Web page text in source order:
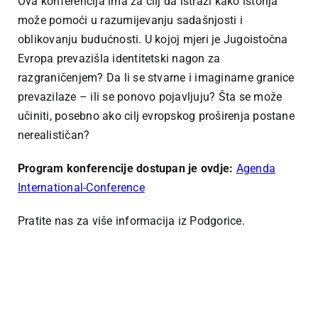
može pomoći u razumijevanju sadašnjosti i
oblikovanju budućnosti. U kojoj mjeri je Jugoistočna
Evropa prevazišla identitetski nagon za
razgraničenjem? Da li se stvarne i imaginarne granice
prevazilaze – ili se ponovo pojavljuju? Šta se može
učiniti, posebno ako cilj evropskog proširenja postane
nerealističan?
Program konferencije dostupan je ovdje: Agenda
International-Conference
Pratite nas za više informacija iz Podgorice.